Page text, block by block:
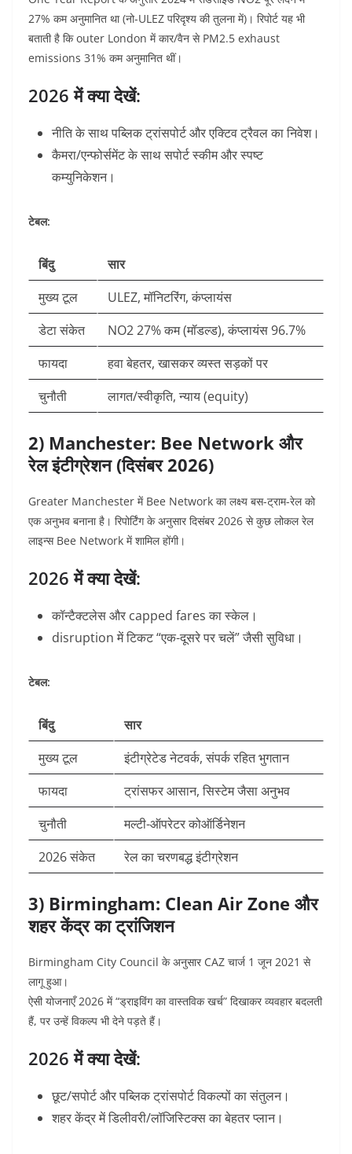
27% कम अनुमानित था (नो-ULEZ परिदृश्य की तुलना में)। रिपोर्ट यह भी
बताती है कि outer London में कार/वैन से PM2.5 exhaust
emissions 31% कम अनुमानित थीं।
2026 में क्या देखें:
नीति के साथ पब्लिक ट्रांसपोर्ट और एक्टिव ट्रैवल का निवेश।
कैमरा/एन्फोर्समेंट के साथ सपोर्ट स्कीम और स्पष्ट
कम्युनिकेशन।
टेबल:
बिंदु
सार
मुख्य टूल
ULEZ, मॉनिटरिंग, कंप्लायंस
डेटा संकेत
NO2 27% कम (मॉडल्ड), कंप्लायंस 96.7%
फायदा
हवा बेहतर, खासकर व्यस्त सड़कों पर
चुनौती
लागत/स्वीकृति, न्याय (equity)
2) Manchester: Bee Network और
रेल इंटीग्रेशन (दिसंबर 2026)
Greater Manchester में Bee Network का लक्ष्य बस-ट्राम-रेल को
एक अनुभव बनाना है। रिपोर्टिंग के अनुसार दिसंबर 2026 से कुछ लोकल रेल
लाइन्स Bee Network में शामिल होंगी।
2026 में क्या देखें:
कॉन्टैक्टलेस और capped fares का स्केल।
disruption में टिकट “एक-दूसरे पर चलें” जैसी सुविधा।
टेबल:
बिंदु
सार
मुख्य टूल
इंटीग्रेटेड नेटवर्क, संपर्क रहित भुगतान
फायदा
ट्रांसफर आसान, सिस्टेम जैसा अनुभव
चुनौती
मल्टी-ऑपरेटर कोऑर्डिनेशन
2026 संकेत
रेल का चरणबद्ध इंटीग्रेशन
3) Birmingham: Clean Air Zone और
शहर केंद्र का ट्रांजिशन
Birmingham City Council के अनुसार CAZ चार्ज 1 जून 2021 से
लागू हुआ।
ऐसी योजनाएँ 2026 में “ड्राइविंग का वास्तविक खर्च” दिखाकर व्यवहार बदलती
हैं, पर उन्हें विकल्प भी देने पड़ते हैं।
2026 में क्या देखें:
छूट/सपोर्ट और पब्लिक ट्रांसपोर्ट विकल्पों का संतुलन।
शहर केंद्र में डिलीवरी/लॉजिस्टिक्स का बेहतर प्लान।